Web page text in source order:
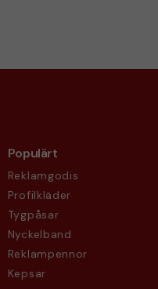
Populärt
Reklamgodis
Profilkläder
Tygpåsar
Nyckelband
Reklampennor
Kepsar